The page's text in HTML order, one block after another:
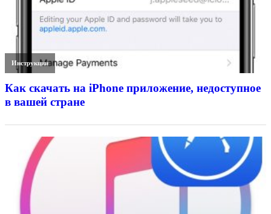
Инструкции
Как скачать на iPhone приложение, недоступное
в вашей стране